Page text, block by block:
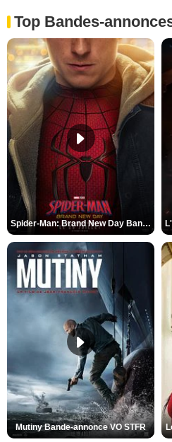
Top Bandes-
Spider-Man: Brand New Day Bande-annonce VO STFR
Mutiny Bande-annonce VO STFR